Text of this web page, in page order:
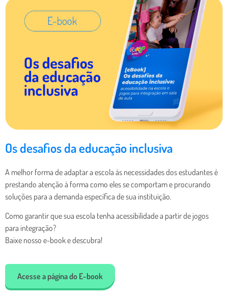
Os desafios da educação inclusiva
A melhor forma de adaptar a escola às necessidades dos estudantes é
prestando atenção à forma como eles se comportam e procurando
soluções para a demanda específica de sua instituição.
Como garantir que sua escola tenha acessibilidade a partir de jogos
para integração?
Baixe nosso e-book e descubra!
Acesse a página do E-book